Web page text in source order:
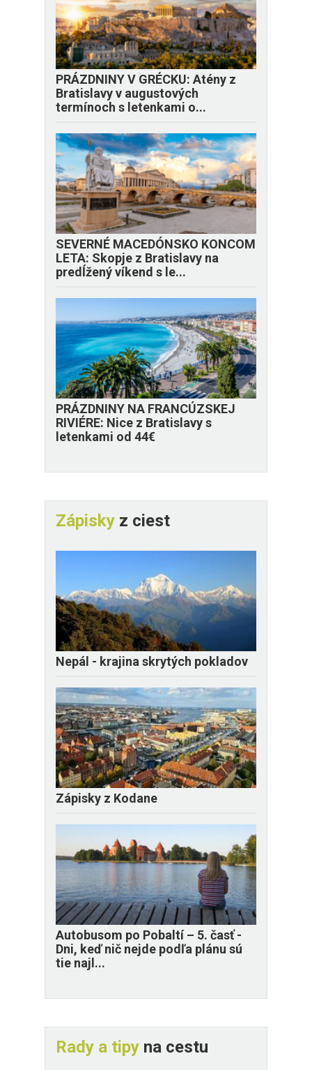
PRÁZDNINY V GRÉCKU: Atény z
Bratislavy v augustových
termínoch s letenkami o...
SEVERNÉ MACEDÓNSKO KONCOM
LETA: Skopje z Bratislavy na
predĺžený víkend s le...
PRÁZDNINY NA FRANCÚZSKEJ
RIVIÉRE: Nice z Bratislavy s
letenkami od 44€
Zápisky z ciest
Nepál - krajina skrytých pokladov
Zápisky z Kodane
​Autobusom po Pobaltí – 5. časť -
Dni, keď nič nejde podľa plánu sú
tie najl...
Rady a tipy na cestu